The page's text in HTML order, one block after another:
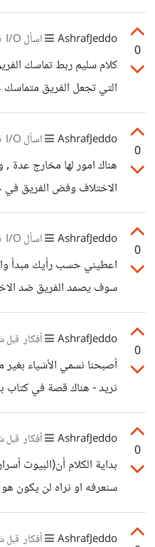
سوء من في الدنيا يجبرك
انا عندما اسمع من شاب مر
هذه الامور فأقول في
اكثر من اللازم - لا تقل
حياتك لمن امامك فيعود
0
AshrafJeddo اسأل I/O
كلام سليم ربط تماسك
التي تجعل الفريق
0
AshrafJeddo اسأل I/O
هناك امور لها مخارج عدة
الاختلاف وفض الفريق في
على الفريق لاكمال المهمة
0
AshrafJeddo اسأل I/O
اعطيني حسب رأيك مبدأ
سوف يصمد الفريق ضد
الظروف
0
AshrafJeddo أفكار قبل
أصبحنا نسمي الأشياء
نريد - هناك قصة في كتاب
أفكار ورأي الناس - كان
كان يدخلو هذه المستشفى
وفيات ثارو الناس على
واطفالنا ورجالنا يموتون
0
AshrafJeddo أفكار قبل
بداية الكلام أن(البيوت
سنعرفه او نراه لن يكون
تزوجا ولكن لم يحدث
يستطيع ان يفصح ولا
AshrafJeddo أفكار قبل